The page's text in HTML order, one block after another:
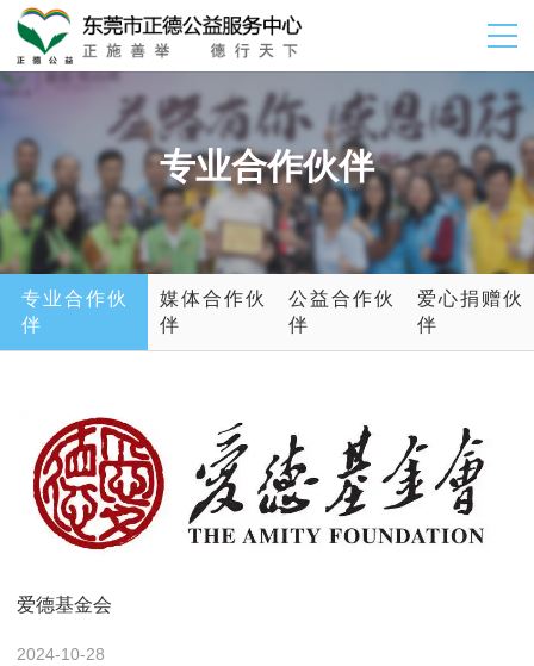
专业合作伙伴
专业合作伙
伴
媒体合作伙
伴
公益合作伙
伴
爱心捐赠伙
伴
爱德基金会
2024-10-28